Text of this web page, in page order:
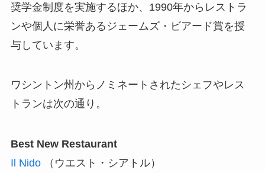
奨学金制度を実施するほか、1990年からレストラ
ンや個人に栄誉あるジェームズ・ビアード賞を授
与しています。
ワシントン州からノミネートされたシェフやレス
トランは次の通り。
Best New Restaurant
Il Nido（ウエスト・シアトル）